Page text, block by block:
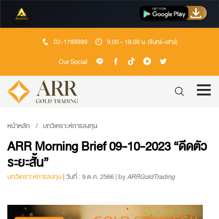
02-1789999 9.00 - 18.00 น. (จันทร์-เสาร์)
Our Social
หน้าหลัก บทวิเคราะห์การลงทุน
ARR Morning Brief 09-10-2023 “ดีดตัว
ระยะสั้น”
บทวิเคราะห์การลงทุน| วันที่ : 9 ต.ค. 2566 | byARRGoldTrading